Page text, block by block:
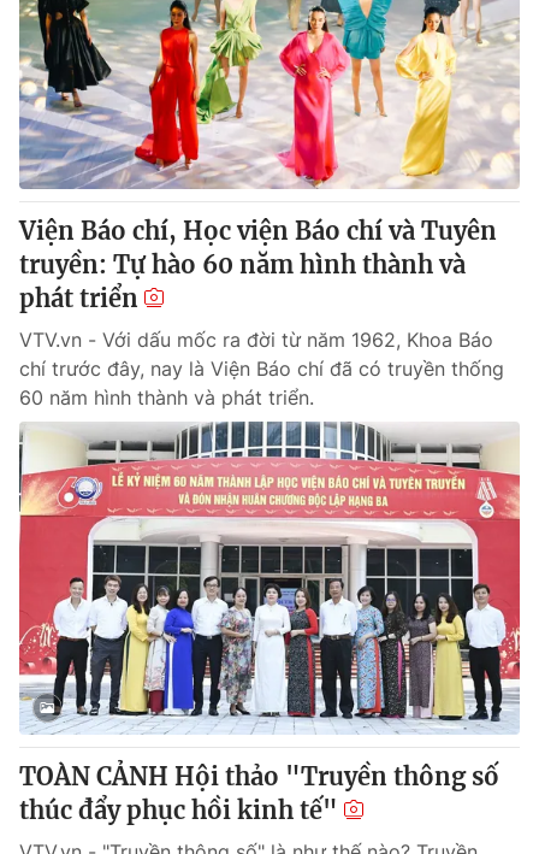
Viện Báo chí, Học viện Báo chí và Tuyên
truyền: Tự hào 60 năm hình thành và
phát triển
VTV.vn - Với dấu mốc ra đời từ năm 1962, Khoa Báo
chí trước đây, nay là Viện Báo chí đã có truyền thống
60 năm hình thành và phát triển.
TOÀN CẢNH Hội thảo "Truyền thông số
thúc đẩy phục hồi kinh tế"